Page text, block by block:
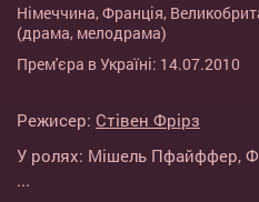
Німеччина, Франція,
(драма, мелодрама)
Прем'єра в Україні: 14.07.2010
Режисер: Стівен Фрірз
У ролях: Мішель Пфайффер,
...